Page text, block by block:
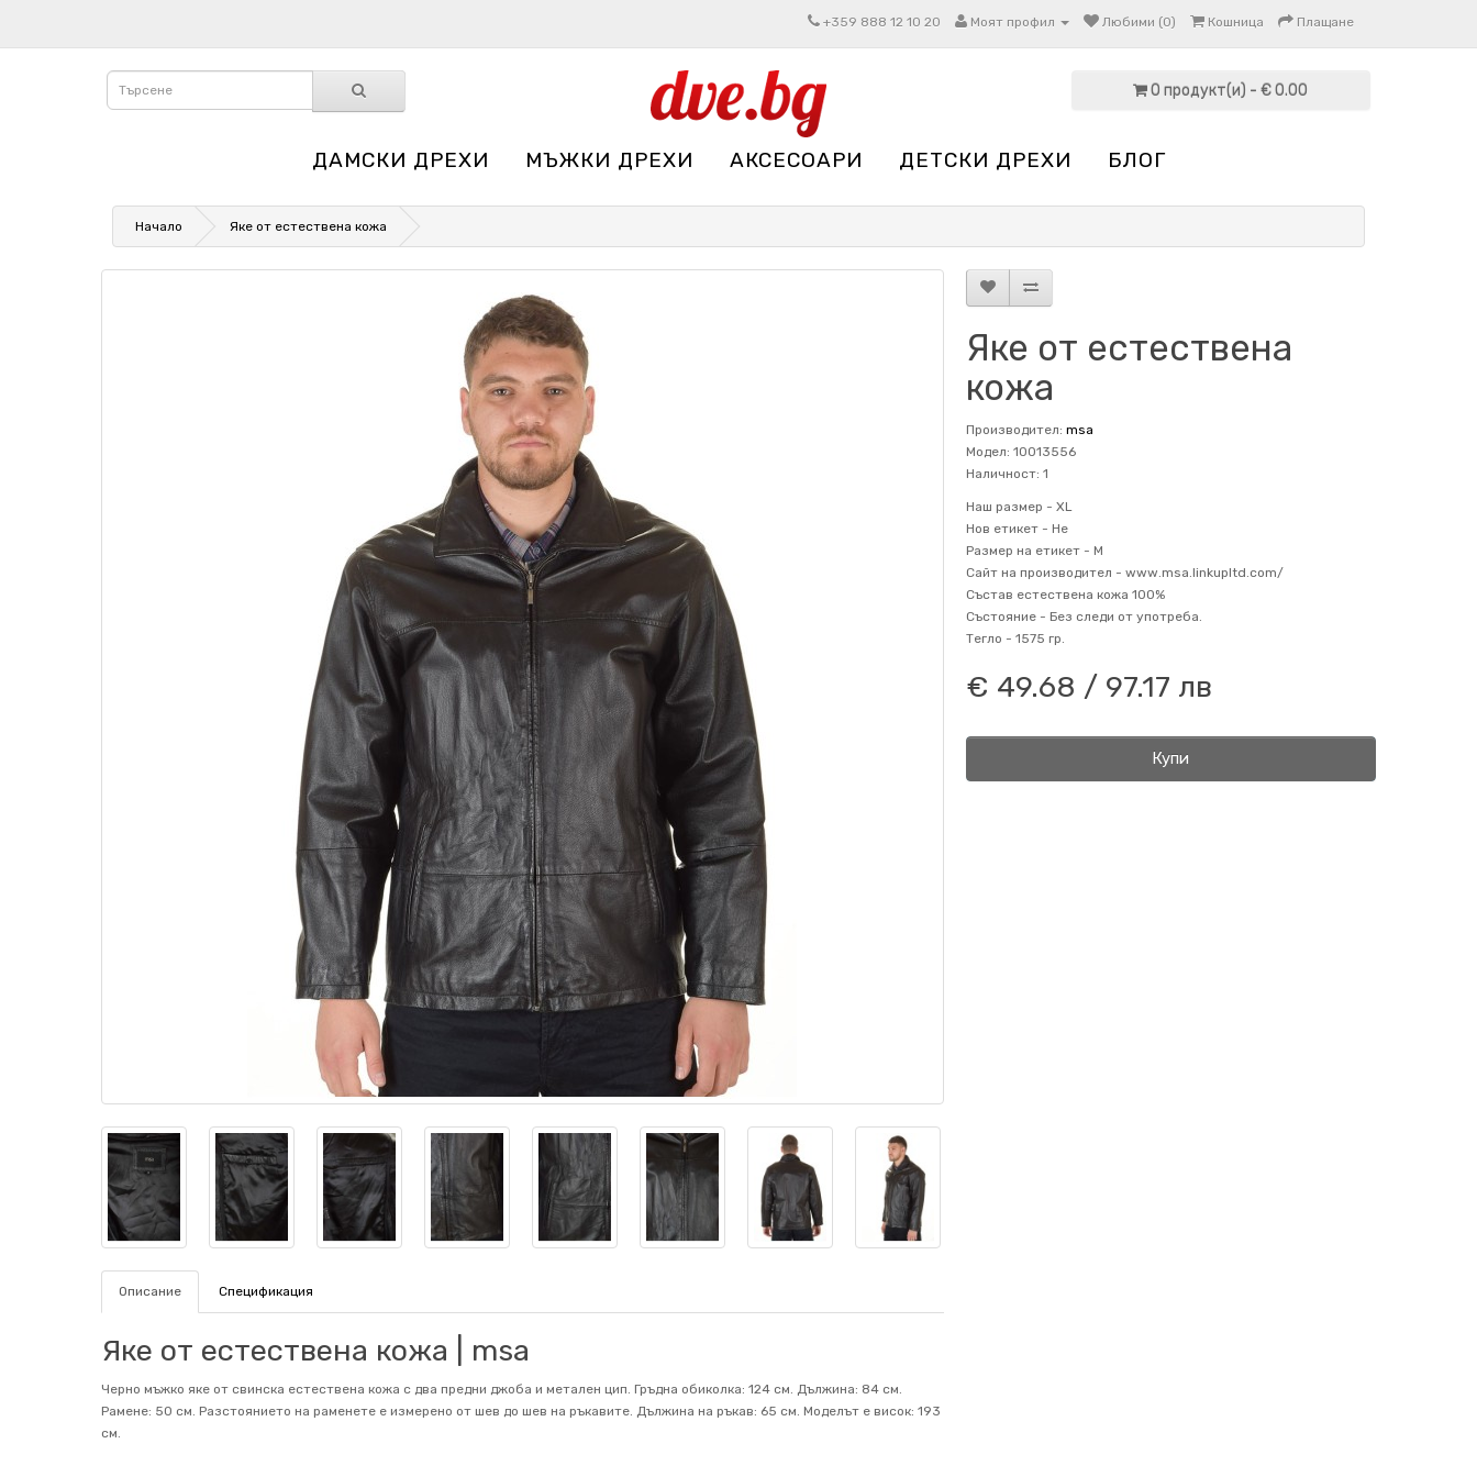
+359 888 12 10 20 Моят профил Любими (0) Кошница Плащане
0 продукт(и) - € 0.00
ДАМСКИ ДРЕХИ МЪЖКИ ДРЕХИ АКСЕСОАРИ ДЕТСКИ ДРЕХИ БЛОГ
Начало Яке от естествена кожа
Описание Спецификация
Яке от естествена кожа | msa
Черно мъжко яке от свинска естествена кожа с два предни джоба и метален цип. Гръдна обиколка: 124 см. Дължина: 84 см.
Рамене: 50 см. Разстоянието на раменете е измерено от шев до шев на ръкавите. Дължина на ръкав: 65 см. Mоделът е висок: 193
см.
Яке от естествена
кожа
Производител: msa
Модел: 10013556
Наличност: 1
Наш размер - XL
Нов етикет - Не
Размер на етикет - M
Сайт на производител - www.msa.linkupltd.com/
Състав естествена кожа 100%
Състояние - Без следи от употреба.
Тегло - 1575 гр.
€ 49.68 / 97.17 лв
Купи